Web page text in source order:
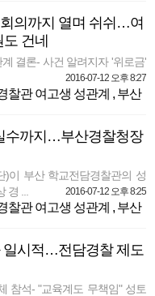
의까지 열며 쉬쉬…여
건네
결론- 사건 알려지자 '위로금'
2016-07-12 오후 8:27
찰관 여고생 성관계 , 부산
수까지…부산경찰청장
)이 부산 학교전담경찰관의 성
...
2016-07-12 오후 8:25
찰관 여고생 성관계 , 부산
일시적…전담경찰 제도
참석- "교육계도 무책임" 성토